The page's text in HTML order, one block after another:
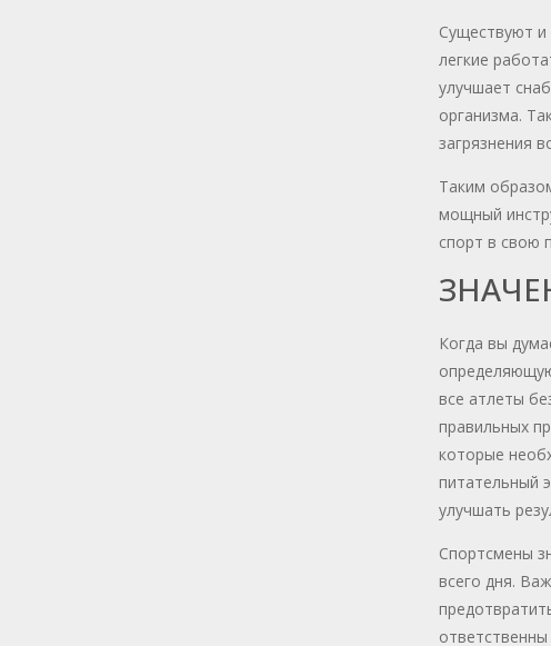
Существуют и
легкие
улучшает
организма.
загрязнения
Таким
мощный
спорт в свою
Когда вы
все атлеты
правильных
которые
питательный
улучшать
Спортсмены
всего дня.